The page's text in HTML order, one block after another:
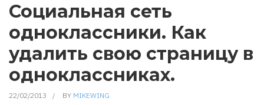
ЗАРЕГИСТРИРОВАТЬСЯ
В
ОДНОКЛАССНИКАХ.
Социальная сеть
одноклассники. Как
удалить свою страницу в
одноклассниках.
22/02/2013 BY MIKEWING